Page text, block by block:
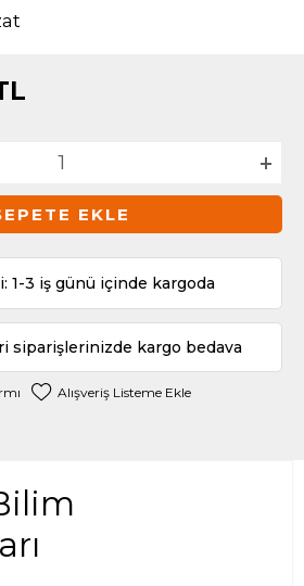
EKLE
1-3 iş günü içinde kargoda
siparişlerinizde kargo bedava
Alışveriş Listeme Ekle